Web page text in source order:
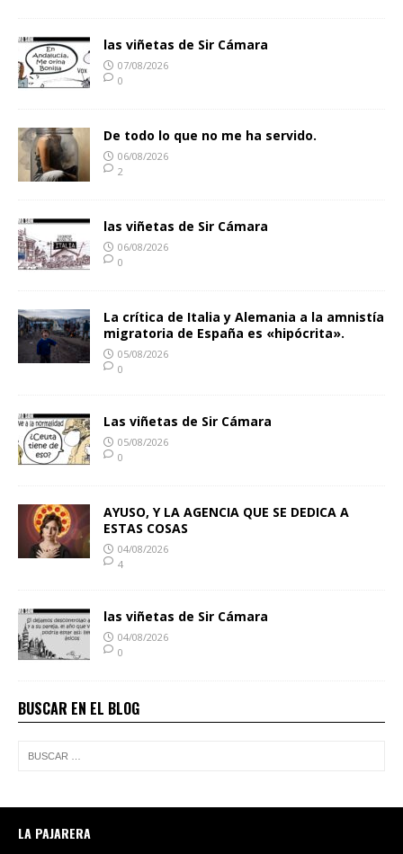
las viñetas de Sir Cámara
07/08/2026
0
De todo lo que no me ha servido.
06/08/2026
2
las viñetas de Sir Cámara
06/08/2026
0
La crítica de Italia y Alemania a la amnistía
migratoria de España es «hipócrita».
05/08/2026
0
Las viñetas de Sir Cámara
05/08/2026
0
AYUSO, Y LA AGENCIA QUE SE DEDICA A
ESTAS COSAS
04/08/2026
4
las viñetas de Sir Cámara
04/08/2026
0
BUSCAR EN EL BLOG
LA PAJARERA